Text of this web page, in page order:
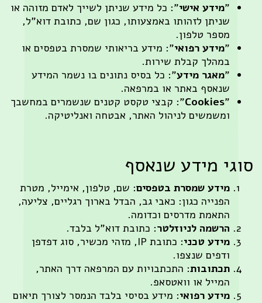
מידע אישי": כל מידע שניתן לשייך לאדם מזוהה או
לזהותו באמצעותו, כגון שם, כתובת דוא"ל,
טלפון.
מידע רפואי": מידע בריאותי שמסרת בטפסים או
קבלת שירות.
מאגר מידע": כל בסיס נתונים בו נשמר המידע
באתר או במרפאה.
Cookies": קבצי טקסט קטנים שנשמרים במחשבך
לניהול האתר, אבטחה ואנליטיקה.
מידע שנאסף
שמסרת בטפסים : שם, טלפון, אימייל, מטרת
כגון: כאבי גב, הבדל בארוך רגליים, צליעה,
מדרסים וכדומה.
לניוזלטר: כתובת דוא"ל בלבד.
טכני
: כתובת IP, מזהי מכשיר, סוג דפדפן
שנצפו.
: התכתבויות עם המרפאה דרך האתר,
או וואטסאפ.
רפואי: מידע בסיסי בלבד הנמסר לצורך תיאום